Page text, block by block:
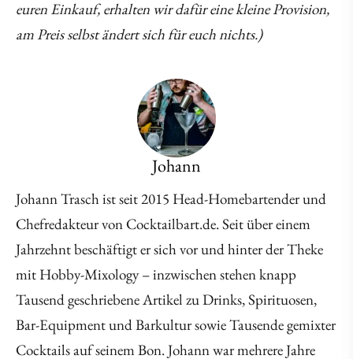
euren Einkauf, erhalten wir dafür eine kleine Provision,
am Preis selbst ändert sich für euch nichts.)
Johann
Johann Trasch ist seit 2015 Head-Homebartender und
Chefredakteur von Cocktailbart.de. Seit über einem
Jahrzehnt beschäftigt er sich vor und hinter der Theke
mit Hobby-Mixology – inzwischen stehen knapp
Tausend geschriebene Artikel zu Drinks, Spirituosen,
Bar-Equipment und Barkultur sowie Tausende gemixter
Cocktails auf seinem Bon. Johann war mehrere Jahre